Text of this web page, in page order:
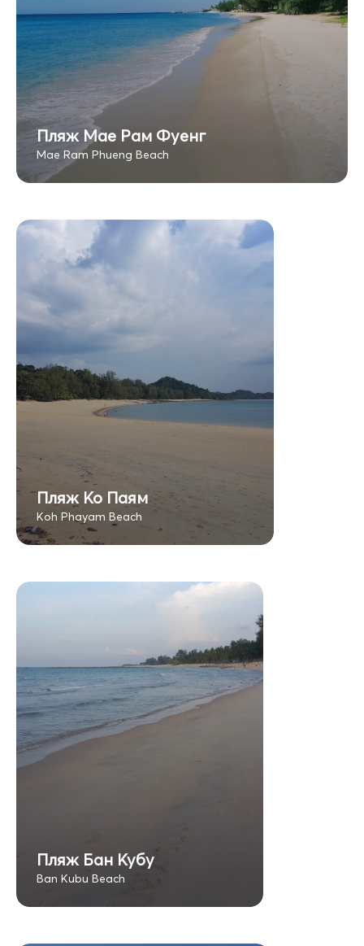
Пляж Мае Рам Фуенг
Mae Ram Phueng Beach
Пляж Ко Паям
Koh Phayam Beach
Пляж Бан Кубу
Ban Kubu Beach